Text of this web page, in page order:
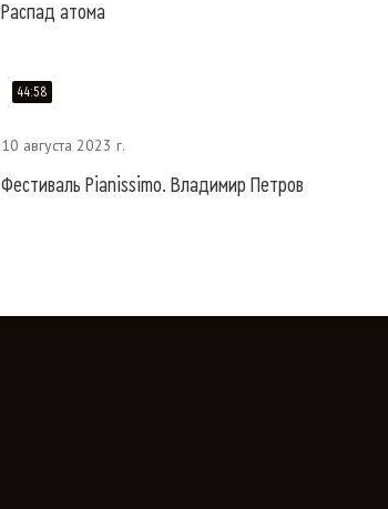
Распад атома
44:58
10 августа 2023 г.
Фестиваль Pianissimo. Владимир Петров